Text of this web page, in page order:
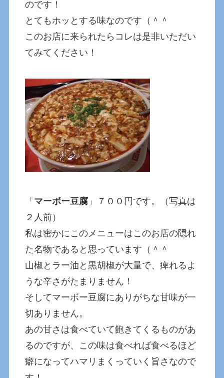
のです！
とてもホッとする味なのです（＾＾
このお店に来られたらコレは是非いただい
てみてください！
「 マーボー豆腐 」７００円です。（写真は
２人前）
私は密かにこのメニューはこのお店の隠れ
た名物であると思っています（＾＾
山椒とラー油と黒胡椒が大量で、痺れるよ
うな辛さがたまりません！
そしてマーボー豆腐にありがちな甘味が一
切ありません。
あの甘さは食べていて飽きてくるものがあ
るのですが、この味は食べれば食べるほど
癖になってハマリまくっていく旨さなので